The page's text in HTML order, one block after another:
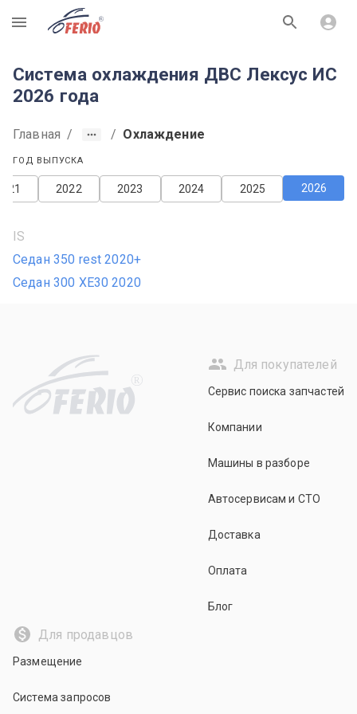
R
Система охлаждения ДВС Лексус ИС
2026 года
Главная / / Охлаждение
ГОД ВЫПУСКА
2026
2025
2024
2023
2022
IS
Седан 350 rest 2020+
Седан 300 XE30 2020
R
Для покупателей
Сервис поиска запчастей
Компании
Машины в разборе
Автосервисам и СТО
Доставка
Оплата
Блог
Для продавцов
Размещение
Система запросов